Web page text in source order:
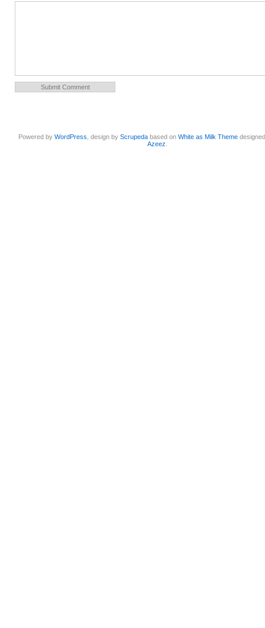
Powered byWordPress , design byScrupeda based onWhite as Milk Theme
Azeez